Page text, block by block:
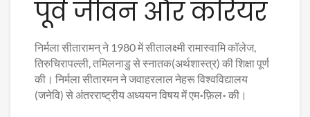
पूर्व जीवन और करियर
निर्मला सीतारामन् ने 1980 में सीतालक्ष्मी रामास्वामि कॉलेज,
तिरुचिरापल्ली, तमिलनाडु से स्नातक(अर्थशास्त्र) की शिक्षा पूर्ण
की। निर्मला सीतारमन ने जवाहरलाल नेहरू विश्वविद्यालय
(जनेवि) से अंतरराष्ट्रीय अध्ययन विषय में एम॰फ़िल॰ की।